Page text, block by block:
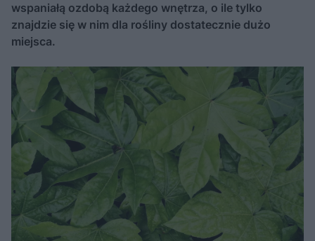
wspaniałą ozdobą każdego wnętrza, o ile tylko
znajdzie się w nim dla rośliny dostatecznie dużo
miejsca.